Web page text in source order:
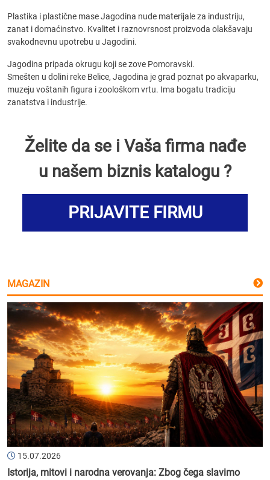
Plastika i plastične mase Jagodina nude materijale za industriju,
zanat i domaćinstvo. Kvalitet i raznovrsnost proizvoda olakšavaju
svakodnevnu upotrebu u Jagodini.
Jagodina pripada okrugu koji se zove Pomoravski.
Smešten u dolini reke Belice, Jagodina je grad poznat po akvaparku,
muzeju voštanih figura i zoološkom vrtu. Ima bogatu tradiciju
zanatstva i industrije.
Želite da se i Vaša firma nađe
u našem biznis katalogu ?
PRIJAVITE FIRMU
MAGAZIN
15.07.2026
Istorija, mitovi i narodna verovanja: Zbog čega slavimo